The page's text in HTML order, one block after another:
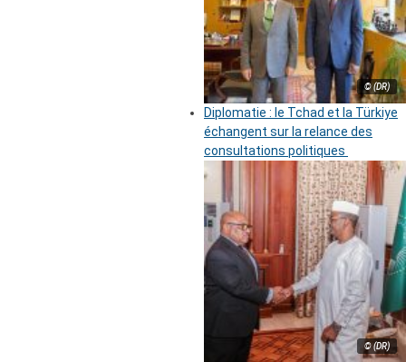
© (DR)
Diplomatie : le Tchad et la Türkiye
échangent sur la relance des
consultations politiques
© (DR)